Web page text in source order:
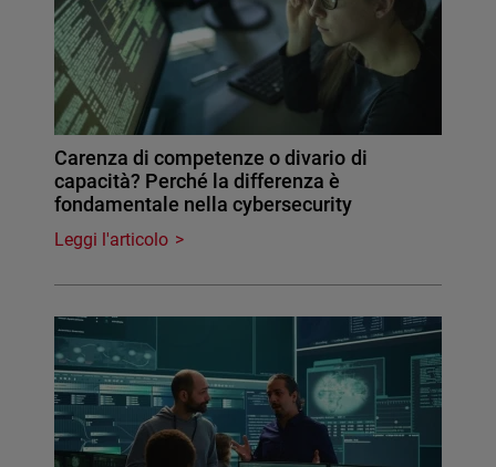
Carenza di competenze o divario di
capacità? Perché la differenza è
fondamentale nella cybersecurity
Leggi l'articolo